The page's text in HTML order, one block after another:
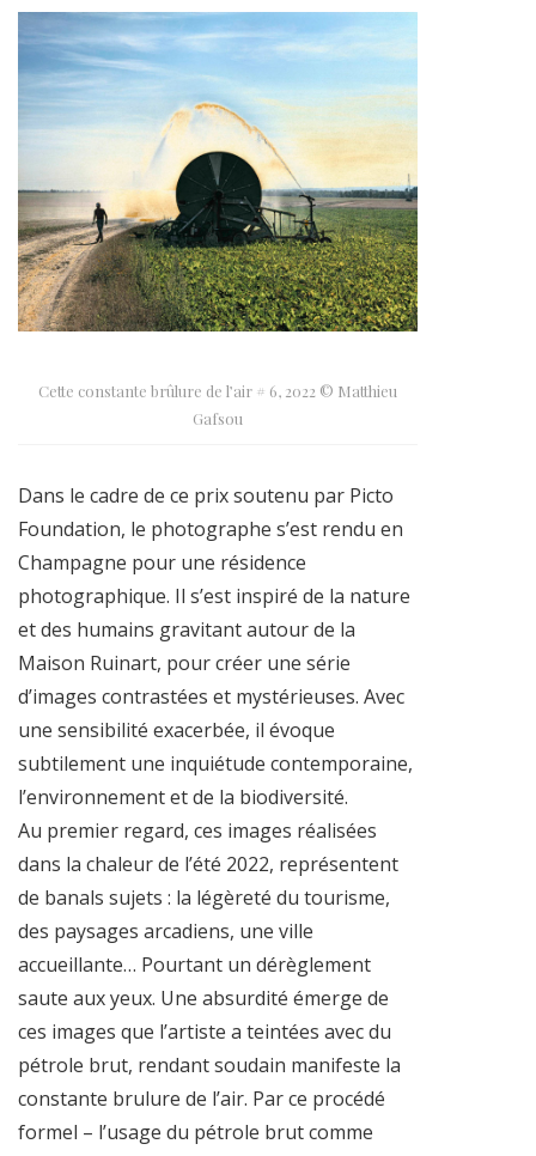
Cette constante brûlure de l’air # 6, 2022 © Matthieu
Gafsou
Dans le cadre de ce prix soutenu par Picto
Foundation, le photographe s’est rendu en
Champagne pour une résidence
photographique. Il s’est inspiré de la nature
et des humains gravitant autour de la
Maison Ruinart, pour créer une série
d’images contrastées et mystérieuses. Avec
une sensibilité exacerbée, il évoque
subtilement une inquiétude contemporaine,
l’environnement et de la biodiversité.
Au premier regard, ces images réalisées
dans la chaleur de l’été 2022, représentent
de banals sujets : la légèreté du tourisme,
des paysages arcadiens, une ville
accueillante… Pourtant un dérèglement
saute aux yeux. Une absurdité émerge de
ces images que l’artiste a teintées avec du
pétrole brut, rendant soudain manifeste la
constante brulure de l’air. Par ce procédé
formel – l’usage du pétrole brut comme